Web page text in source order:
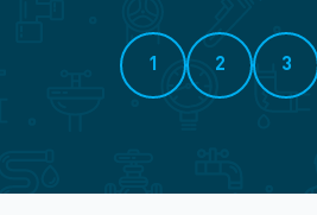
1 2 3